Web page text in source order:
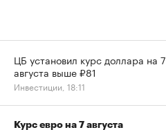
ЦБ установил курс доллара на 7
августа выше ₽81
Инвестиции, 18:11
Курс евро на 7 августа